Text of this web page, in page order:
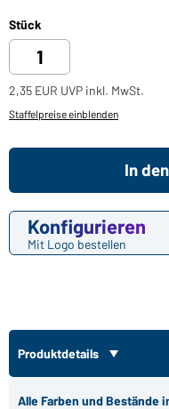
Stück
2,35 EUR UVP inkl. MwSt.
Staffelpreise einblenden
Konfigurieren
Mit Logo bestellen
In
Produktdetails
Alle Farben und Bestände